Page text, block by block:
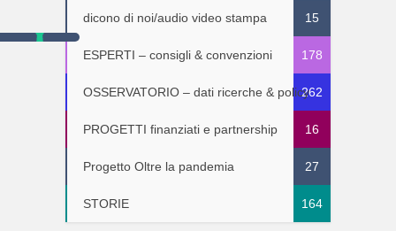
dicono di noi/audio video stampa 15
ESPERTI – consigli & convenzioni 178
OSSERVATORIO – dati ricerche & policy262
PROGETTI finanziati e partnership 16
Progetto Oltre la pandemia 27
STORIE 164